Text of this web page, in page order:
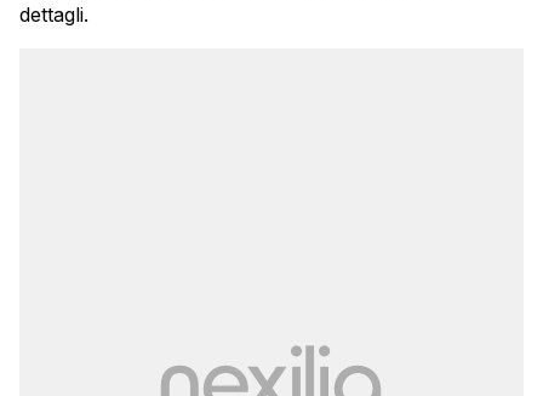
dettagli.